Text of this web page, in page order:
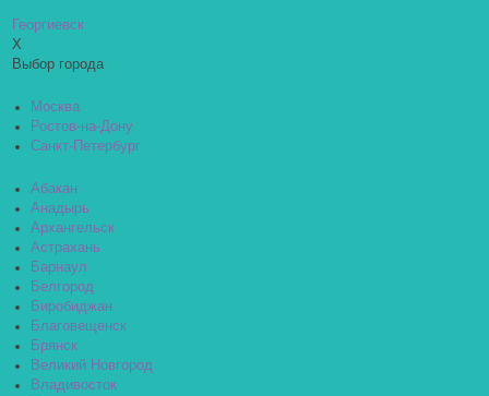
Георгиевск
X
Выбор города
Москва
Ростов-на-Дону
Санкт-Петербург
Абакан
Анадырь
Архангельск
Астрахань
Барнаул
Белгород
Биробиджан
Благовещенск
Брянск
Великий Новгород
Владивосток